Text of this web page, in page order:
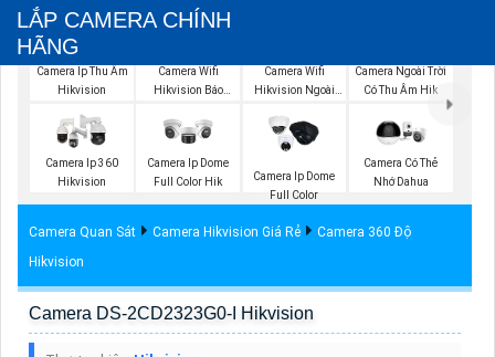
LẮP CAMERA CHÍNH
HÃNG
Camera Ip Thu Âm
Hikvision
Camera Wifi
Hikvision Báo
Camera Wifi
Hikvision Ngoài
Camera Ngoài Trời
Có Thu Âm Hik
Camera Ip 360
Hikvision
Camera Ip Dome
Full Color Hik
Camera Ip Dome
Full Color
Camera Có Thẻ
Nhớ Dahua
Camera Quan Sát Camera Hikvision Giá Rẻ
Camera 360 Độ
Hikvision
Camera DS-2CD2323G0-I Hikvision